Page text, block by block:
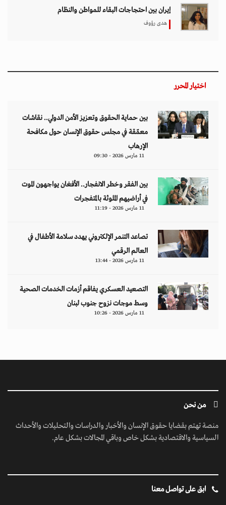
إيران بين احتجاجات البقاء للمواطن والنظام
هدى رؤوف
اختيار المحرر
بين حماية الحقوق وتعزيز الأمن الدولي.. نقاشات
معمّقة في مجلس حقوق الإنسان حول مكافحة
الإرهاب
11 مارس 2026 - 09:30
بين الفقر وخطر الانفجار.. الأفغان يواجهون الموت
في أراضيهم الملوثة بالمتفجرات
11 مارس 2026 - 11:19
تصاعد التنمر الإلكتروني يهدد سلامة الأطفال في
العالم الرقمي
11 مارس 2026 - 13:44
التصعيد العسكري يفاقم أزمات الخدمات الصحية
وسط موجات نزوح جنوب لبنان
11 مارس 2026 - 10:26
من نحن
منصة تهتم بقضايا حقوق الإنسان والأخبار والدراسات والتحليلات والأحداث
السياسية والاقتصادية بشكل خاص وباقي المجالات بشكل عام.
ابق على تواصل معنا